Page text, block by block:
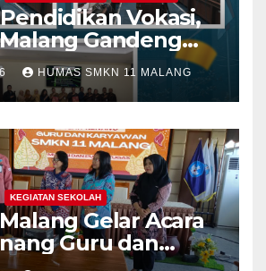
Vokasi,
Malang Gandeng
Universitas
Malang dalam
Kolaboratif
HUMAS SMKN 11 MALANG
KEGIATAN SEKOLAH
Malang Gelar Acara
Guru dan
yang